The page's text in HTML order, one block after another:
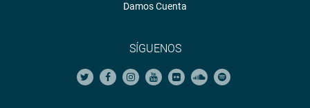
Damos Cuenta
SÍGUENOS